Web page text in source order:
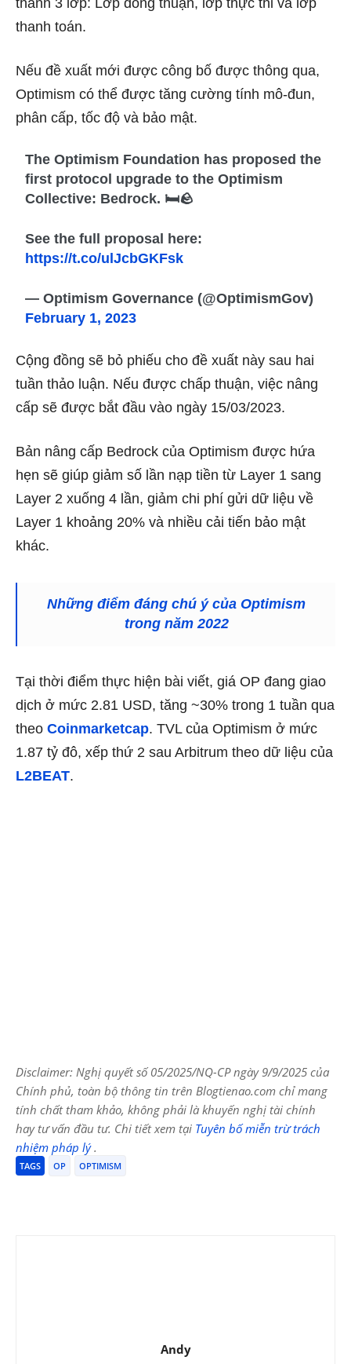
thanh toán.
Nếu đề xuất mới được công bố được thông qua,
Optimism có thể được tăng cường tính mô-đun,
phân cấp, tốc độ và bảo mật.
The Optimism Foundation has proposed the
first protocol upgrade to the Optimism
Collective: Bedrock. 🛏️🪨
See the full proposal here:
https://t.co/ulJcbGKFsk
— Optimism Governance (@OptimismGov)
February 1, 2023
Cộng đồng sẽ bỏ phiếu cho đề xuất này sau hai
tuần thảo luận. Nếu được chấp thuận, việc nâng
cấp sẽ được bắt đầu vào ngày 15/03/2023.
Bản nâng cấp Bedrock của Optimism được hứa
hẹn sẽ giúp giảm số lần nạp tiền từ Layer 1 sang
Layer 2 xuống 4 lần, giảm chi phí gửi dữ liệu về
Layer 1 khoảng 20% và nhiều cải tiến bảo mật
khác.
Những điểm đáng chú ý của Optimism
trong năm 2022
Tại thời điểm thực hiện bài viết, giá OP đang giao
dịch ở mức 2.81 USD, tăng ~30% trong 1 tuần qua
theo Coinmarketcap. TVL của Optimism ở mức
1.87 tỷ đô, xếp thứ 2 sau Arbitrum theo dữ liệu của
L2BEAT.
Disclaimer: Nghị quyết số 05/2025/NQ-CP ngày 9/9/2025 của
Chính phủ, toàn bộ thông tin trên Blogtienao.com chỉ mang
tính chất tham khảo, không phải là khuyến nghị tài chính
hay tư vấn đầu tư. Chi tiết xem tại Tuyên bố miễn trừ trách
nhiệm pháp lý.
TAGS OP OPTIMISM
Andy